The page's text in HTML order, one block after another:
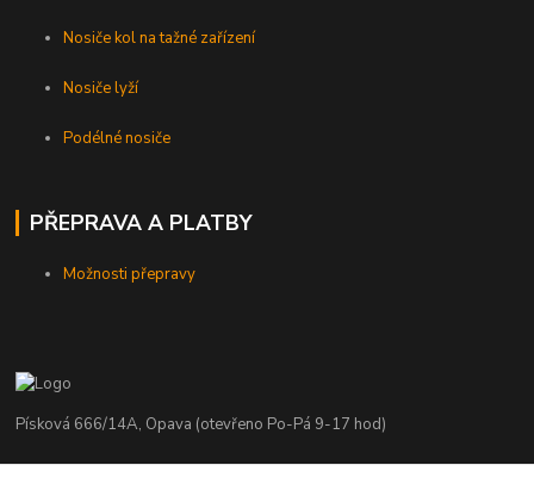
Nosiče kol na tažné zařízení
Nosiče lyží
Podélné nosiče
PŘEPRAVA A PLATBY
Možnosti přepravy
Písková 666/14A, Opava (otevřeno Po-Pá 9-17 hod)